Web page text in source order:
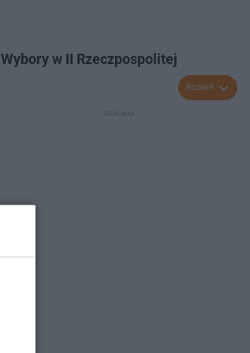
Wybory w II Rzeczpospolitej
Rozwiń